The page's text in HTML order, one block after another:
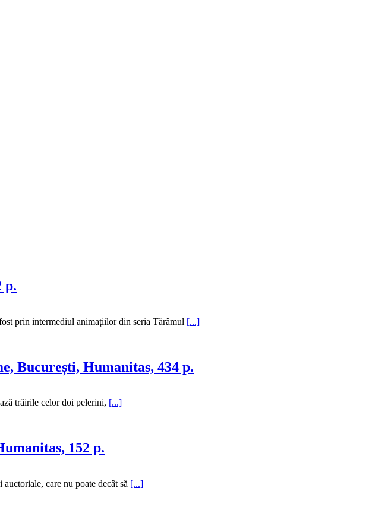
p.
prin intermediul animațiilor din seria Tărâmul [...]
București, Humanitas, 434 p.
trăirile celor doi pelerini, [...]
152 p.
care nu poate decât să [...]